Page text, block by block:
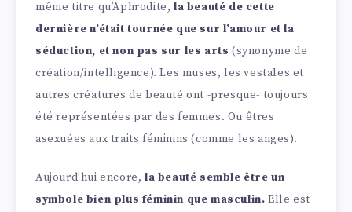
même titre qu’Aphrodite,la beauté de cette
dernière n’était tournée que sur l’amour et la
séduction, et non pas sur les arts (synonyme de
création/intelligence). Les muses, les vestales et
autres créatures de beauté ont -presque- toujours
été représentées par des femmes. Ou êtres
asexuées aux traits féminins (comme les anges).
Aujourd’hui encore, la beauté semble être un
symbole bien plus féminin que masculin. Elle est